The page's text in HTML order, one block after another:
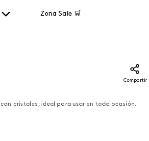
Zona Sale 🛒
Compartir
cristales, ideal para usar en toda ocasión.